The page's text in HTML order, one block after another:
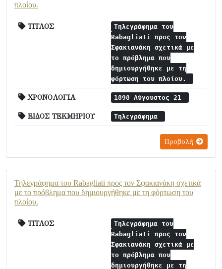
πλοίου.
ΤΙΤΛΟΣ
Τηλεγράφημα του
Rabagliati προς τον
Σφακιανάκη σχετικά με
το πρόβλημα που
δημιουργήθηκε με τη
φόρτωση του πλοίου.
ΧΡΟΝΟΛΟΓΙΑ 1898 Αύγουστος 21
ΕΙΔΟΣ ΤΕΚΜΗΡΙΟΥ Τηλεγράφημα
Προβολή
Τηλεγράφημα του Rabagliati προς τον Σφακιανάκη σχετικά
με το πρόβλημα που δημιουργήθηκε με τη φόρτωση του
πλοίου.
ΤΙΤΛΟΣ
Τηλεγράφημα του
Rabagliati προς τον
Σφακιανάκη σχετικά με
το πρόβλημα που
δημιουργήθηκε με τη